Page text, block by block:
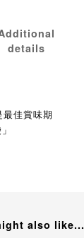
details
最佳賞味期
also like...